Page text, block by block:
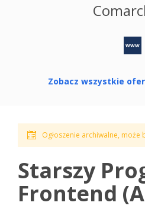
Ogłoszenie archiwalne, może
Starszy
Frontend
www
Zobacz wszystkie